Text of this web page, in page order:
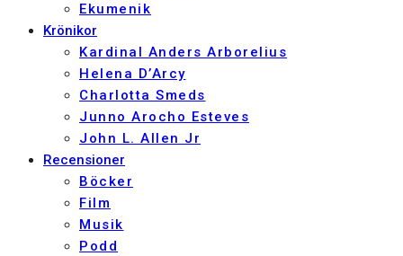
Ekumenik
Krönikor
Kardinal Anders Arborelius
Helena D’Arcy
Charlotta Smeds
Junno Arocho Esteves
John L. Allen Jr
Recensioner
Böcker
Film
Musik
Podd